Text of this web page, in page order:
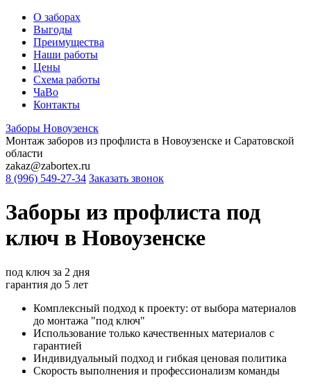
О заборах
Выгоды
Преимущества
Наши работы
Цены
Схема работы
ЧаВо
Контакты
Заборы Новоузенск
Монтаж заборов из профлиста в Новоузенске и Саратовской
области
zakaz@zabortex.ru
8 (996) 549-27-34 Заказать звонок
Заборы из профлиста под
ключ в Новоузенске
под ключ за 2 дня
гарантия до 5 лет
Комплексный подход к проекту: от выбора материалов
до монтажа "под ключ"
Использование только качественных материалов с
гарантией
Индивидуальный подход и гибкая ценовая политика
Скорость выполнения и профессионализм команды